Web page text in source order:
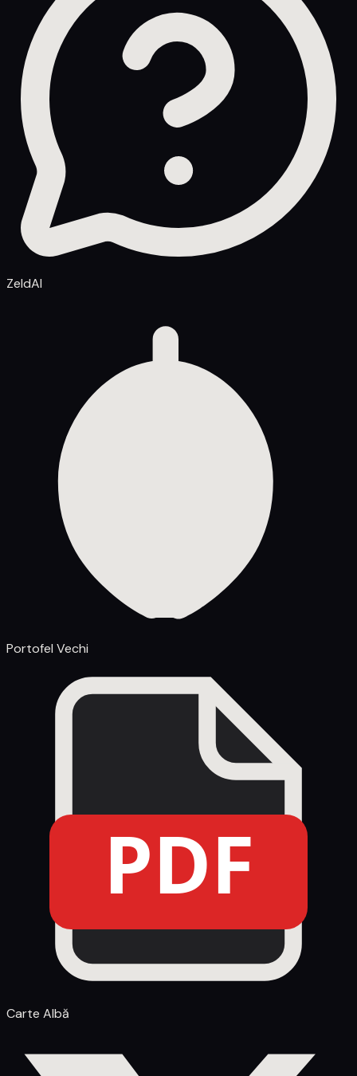
ZeldAI
Portofel Vechi
PDF
Carte Albă